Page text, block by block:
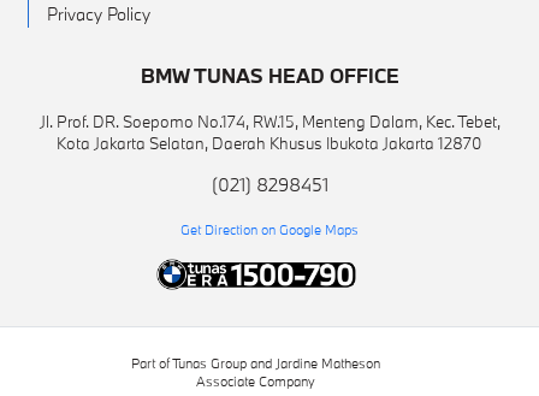
Privacy Policy
BMW TUNAS HEAD OFFICE
Jl. Prof. DR. Soepomo No.174, RW.15, Menteng Dalam, Kec. Tebet,
Kota Jakarta Selatan, Daerah Khusus Ibukota Jakarta 12870
(021) 8298451
Get Direction on Google Maps
Part of Tunas Group and Jardine Matheson
Associate Company